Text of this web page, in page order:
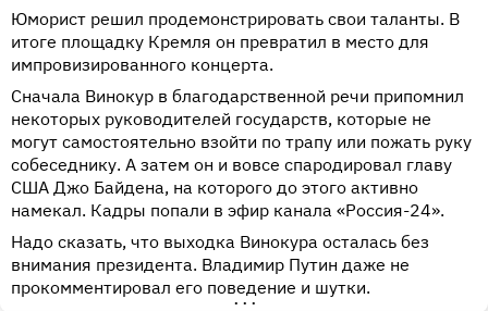
Юморист решил продемонстрировать свои таланты. В
итоге площадку Кремля он превратил в место для
импровизированного концерта.
Сначала Винокур в благодарственной речи припомнил
некоторых руководителей государств, которые не
могут самостоятельно взойти по трапу или пожать руку
собеседнику. А затем он и вовсе спародировал главу
США Джо Байдена, на которого до этого активно
намекал. Кадры попали в эфир канала «Россия-24».
Надо сказать, что выходка Винокура осталась без
внимания президента. Владимир Путин даже не
прокомментировал его поведение и шутки.
•••